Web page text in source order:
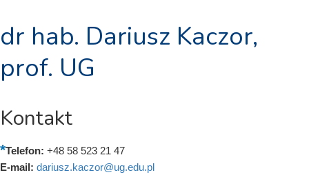
dr hab. Dariusz Kaczor,
prof. UG
Kontakt
Telefon: +48 58 523 21 47
E-mail: dariusz.kaczor@ug.edu.pl